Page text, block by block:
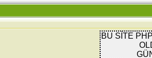
BU SİTE